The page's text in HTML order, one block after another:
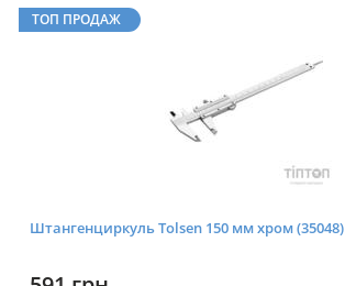
ТОП ПРОДАЖ
Штангенциркуль Tolsen 150 мм хром (35048)